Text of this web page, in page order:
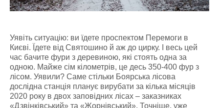
Уявіть ситуацію: ви їдете проспектом Перемоги в
Києві. Їдете від Святошино й аж до цирку. І весь цей
час бачите фури з деревиною, які стоять одна за
одною. Майже сім кілометрів, це десь 350-400 фур з
лісом. Уявили? Саме стільки Боярська лісова
дослідна станція планує вирубати за кілька місяців
2020 року в двох заповідних лісах – заказниках
«Дзвінківський» та «Жорнівський». Точніше, уже